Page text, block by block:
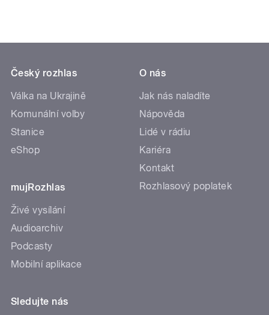
Český rozhlas
Válka na Ukrajině
Komunální volby
Stanice
eShop
mujRozhlas
Živé vysílání
Audioarchiv
Podcasty
Mobilní aplikace
O nás
Jak nás naladíte
Nápověda
Lidé v rádiu
Kariéra
Kontakt
Rozhlasový poplatek
Sledujte nás